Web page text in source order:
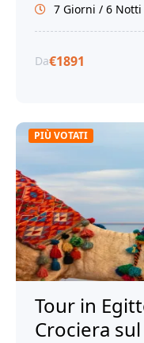
vacanza
7 Giorni / 6 Notti
Da€1891
PIÙ VOTATI
Tour in
Crociera